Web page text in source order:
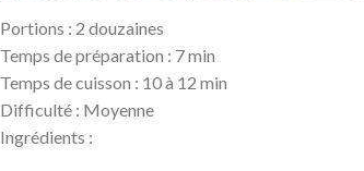
Portions : 2 douzaines
Temps de préparation : 7 min
Temps de cuisson : 10 à 12 min
Difficulté : Moyenne
Ingrédients :